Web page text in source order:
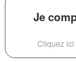
Je
Cliquez ici